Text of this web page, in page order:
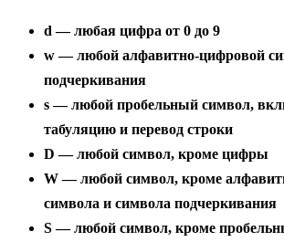
d — любая цифра от 0 до 9
w— любой алфавитно-цифровой
подчеркивания
s— любой пробельный символ,
табуляцию и перевод строки
D — любой символ, кроме цифры
W— любой символ, кроме
символа и символа подчеркивания
S— любой символ, кроме